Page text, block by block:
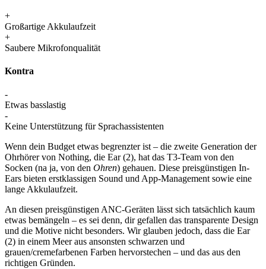
+
Großartige Akkulaufzeit
+
Saubere Mikrofonqualität
Kontra
-
Etwas basslastig
-
Keine Unterstützung für Sprachassistenten
Wenn dein Budget etwas begrenzter ist – die zweite Generation der
Ohrhörer von Nothing, die Ear (2), hat das T3-Team von den
Socken (na ja, von den Ohren) gehauen. Diese preisgünstigen In-
Ears bieten erstklassigen Sound und App-Management sowie eine
lange Akkulaufzeit.
An diesen preisgünstigen ANC-Geräten lässt sich tatsächlich kaum
etwas bemängeln – es sei denn, dir gefallen das transparente Design
und die Motive nicht besonders. Wir glauben jedoch, dass die Ear
(2) in einem Meer aus ansonsten schwarzen und
grauen/cremefarbenen Farben hervorstechen – und das aus den
richtigen Gründen.